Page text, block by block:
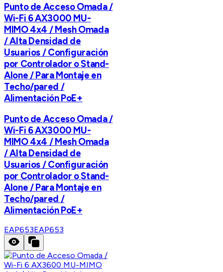
Punto de Acceso Omada /
Wi-Fi 6 AX3000 MU-
MIMO 4x4 / Mesh Omada
/ Alta Densidad de
Usuarios / Configuración
por Controlador o Stand-
Alone / Para Montaje en
Techo/pared /
Alimentación PoE+
Punto de Acceso Omada /
Wi-Fi 6 AX3000 MU-
MIMO 4x4 / Mesh Omada
/ Alta Densidad de
Usuarios / Configuración
por Controlador o Stand-
Alone / Para Montaje en
Techo/pared /
Alimentación PoE+
EAP653EAP653